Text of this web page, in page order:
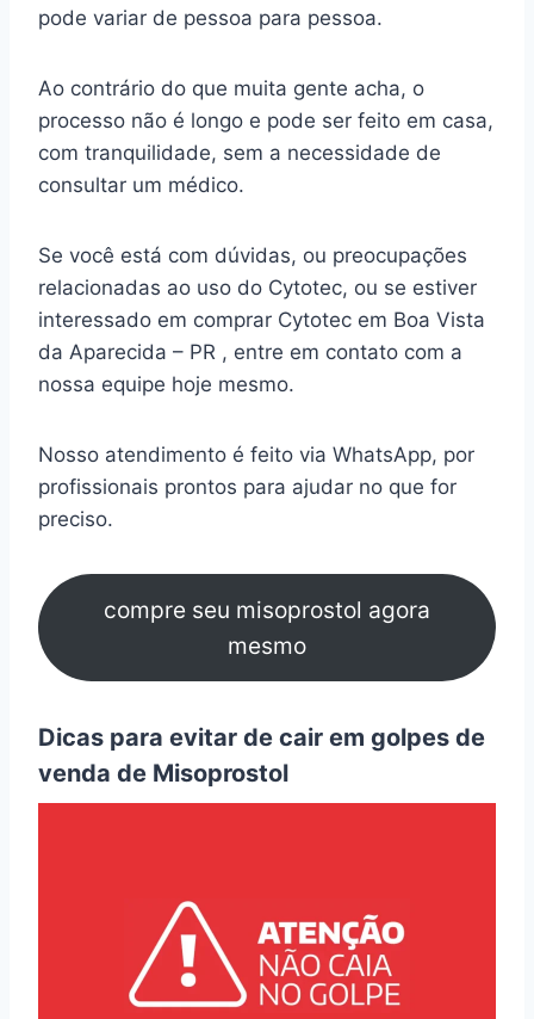
pode variar de pessoa para pessoa.
Ao contrário do que muita gente acha, o
processo não é longo e pode ser feito em casa,
com tranquilidade, sem a necessidade de
consultar um médico.
Se você está com dúvidas, ou preocupações
relacionadas ao uso do Cytotec, ou se estiver
interessado em comprar Cytotec em Boa Vista
da Aparecida – PR , entre em contato com a
nossa equipe hoje mesmo.
Nosso atendimento é feito via WhatsApp, por
profissionais prontos para ajudar no que for
preciso.
compre seu misoprostol agora
mesmo
Dicas para evitar de cair em golpes de
venda de Misoprostol